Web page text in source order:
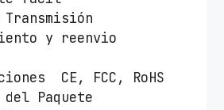
Transmisión
y reenvio
CE, FCC, RoHS
del Paquete